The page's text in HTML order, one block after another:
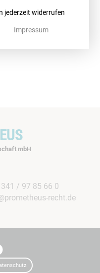
mbH
/ 97 85 66 0
recht.de
jederzeit widerrufen
Impressum